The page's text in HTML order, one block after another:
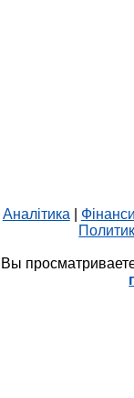
Аналітика Фінанси
Вы